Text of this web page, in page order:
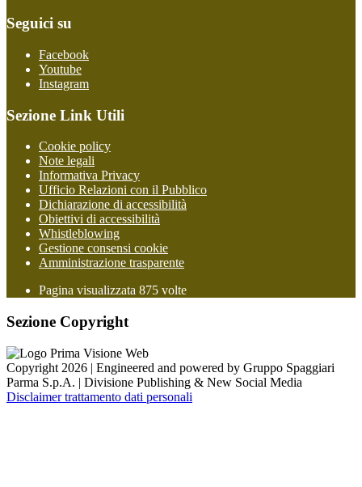
Seguici su
Facebook
Youtube
Instagram
Sezione Link Utili
Cookie policy
Note legali
Informativa Privacy
Ufficio Relazioni con il Pubblico
Dichiarazione di accessibilità
Obiettivi di accessibilità
Whistleblowing
Gestione consensi cookie
Amministrazione trasparente
Pagina visualizzata 875 volte
Sezione Copyright
Copyright 2026 | Engineered and powered by Gruppo Spaggiari
Parma S.p.A. | Divisione Publishing & New Social Media
Disclaimer trattamento dati personali